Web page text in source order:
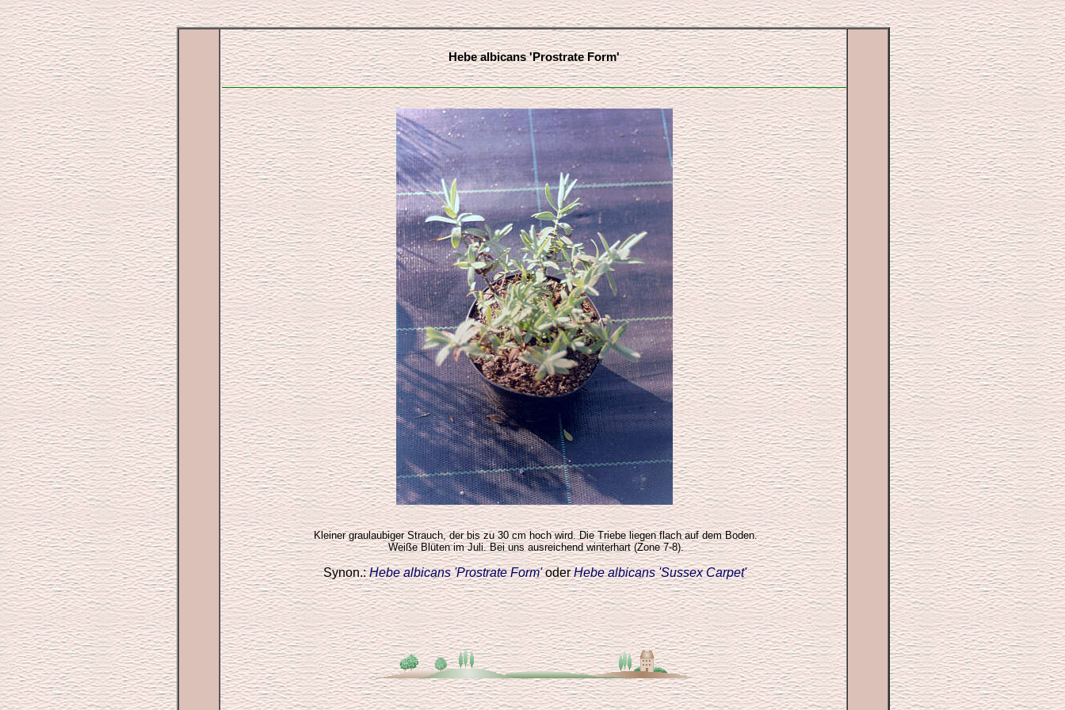
Hebe albicans 'Prostrate Form'
Kleiner graulaubiger Strauch, der bis zu 30 cm hoch wird. Die Triebe liegen flach auf dem Boden.
Weiße Blüten im Juli. Bei uns ausreichend winterhart (Zone 7-8).
Synon.:Hebe albicans 'Prostrate Form'oderHebe albicans 'Sussex Carpet'